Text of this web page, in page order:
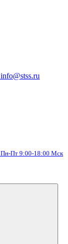
info@stss.ru
Пн-Пт 9:00-18:00 Мск